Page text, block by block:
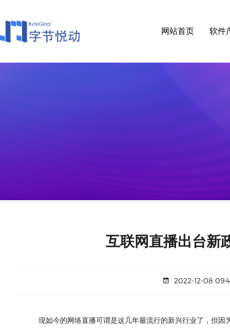
网站首页 软件
互联网直播出台新
2022-12-08
现如今的网络直播可谓是这几年最流行的新兴行业了，但因